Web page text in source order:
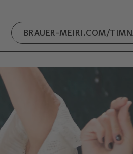
BRAUER-MEIRI.COM/